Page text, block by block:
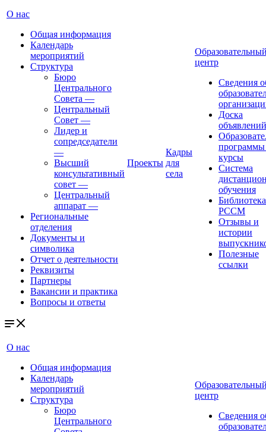
О нас
Общая информация
Календарь
мероприятий
Структура
Бюро
Центрального
Совета —
Центральный
Совет —
Лидер и
сопредседатели
—
Высший
консультативный
совет —
Центральный
аппарат —
Региональные
отделения
Документы и
символика
Отчет о деятельности
Реквизиты
Партнеры
Вакансии и практика
Вопросы и ответы
Проекты
Кадры
для
села
центр
Сведения
Доска
объявлений
курсы
Система
обучения
Библиотека
РССМ
Отзывы и
истории
Полезные
ссылки
О нас
Общая информация
Календарь
мероприятий
Структура
Бюро
Центрального
центр
Сведения